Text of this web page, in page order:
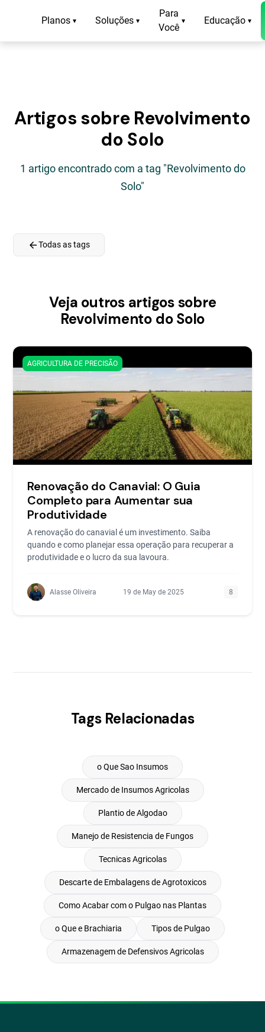
Planos ▾ Soluções ▾
Para
Você
▾ Educação ▾
Artigos sobre Revolvimento
do Solo
1 artigo encontrado com a tag "Revolvimento do
Solo"
arrow_backTodas as tags
Veja outros artigos sobre
Revolvimento do Solo
AGRICULTURA DE PRECISÃO
Renovação do Canavial: O Guia
Completo para Aumentar sua
Produtividade
A renovação do canavial é um investimento. Saiba
quando e como planejar essa operação para recuperar a
produtividade e o lucro da sua lavoura.
Alasse Oliveira 19 de May de 2025 8
Tags Relacionadas
o Que Sao Insumos
Mercado de Insumos Agricolas
Plantio de Algodao
Manejo de Resistencia de Fungos
Tecnicas Agricolas
Descarte de Embalagens de Agrotoxicos
Como Acabar com o Pulgao nas Plantas
o Que e Brachiaria Tipos de Pulgao
Armazenagem de Defensivos Agricolas